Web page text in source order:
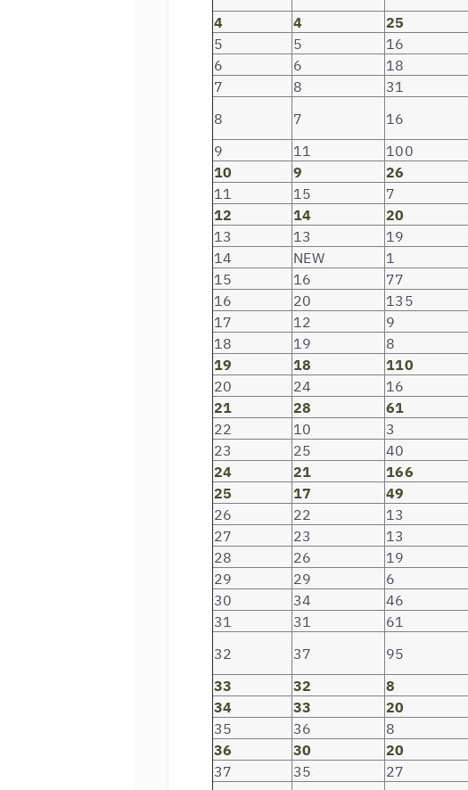
4 4 25
5 5 16
6
6 18
7
8 31
8
7 16
9
11 100
10 9 26
11 15 7
12 14 20
13 13 19
14
NEW 1
15
16 77
16
20 135
17
12 9
18
19 8
19 18 110
20 24 16
21 28 61
22 10 3
23
25 40
24 21 166
25
17 49
26 22 13
27
23 13
28
26 19
29
29 6
30
34 46
31
31 61
32
37 95
33 32 8
34
33 20
35 36 8
36 30 20
37 35 27